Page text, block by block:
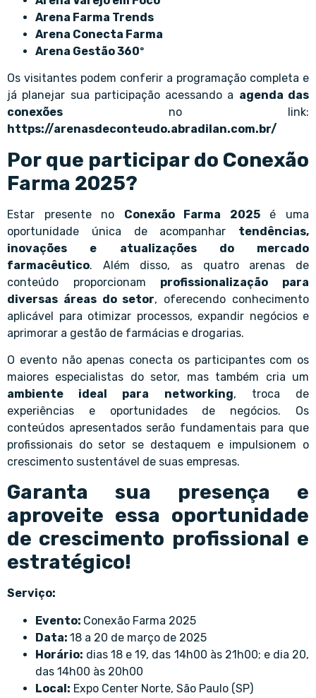
Arena Farma Trends
Arena Conecta Farma
Arena Gestão 360º
Os visitantes podem conferir a programação completa e
já planejar sua participação acessando a agenda das
conexões no link:
https://arenasdeconteudo.abradilan.com.br/
Por que participar do Conexão
Farma 2025?
Estar presente no Conexão Farma 2025é uma
oportunidade única de acompanhar tendências,
inovações e atualizações do mercado
farmacêutico. Além disso, as quatro arenas de
conteúdo proporcionam profissionalização para
diversas áreas do setor, oferecendo conhecimento
aplicável para otimizar processos, expandir negócios e
aprimorar a gestão de farmácias e drogarias.
O evento não apenas conecta os participantes com os
maiores especialistas do setor, mas também cria um
ambiente ideal para networking, troca de
experiências e oportunidades de negócios. Os
conteúdos apresentados serão fundamentais para que
profissionais do setor se destaquem e impulsionem o
crescimento sustentável de suas empresas.
Garanta sua presença e
aproveite essa oportunidade
de crescimento profissional e
estratégico!
Serviço:
Evento: Conexão Farma 2025
Data: 18 a 20 de março de 2025
Horário: dias 18 e 19, das 14h00 às 21h00; e dia 20,
das 14h00 às 20h00
Local: Expo Center Norte, São Paulo (SP)